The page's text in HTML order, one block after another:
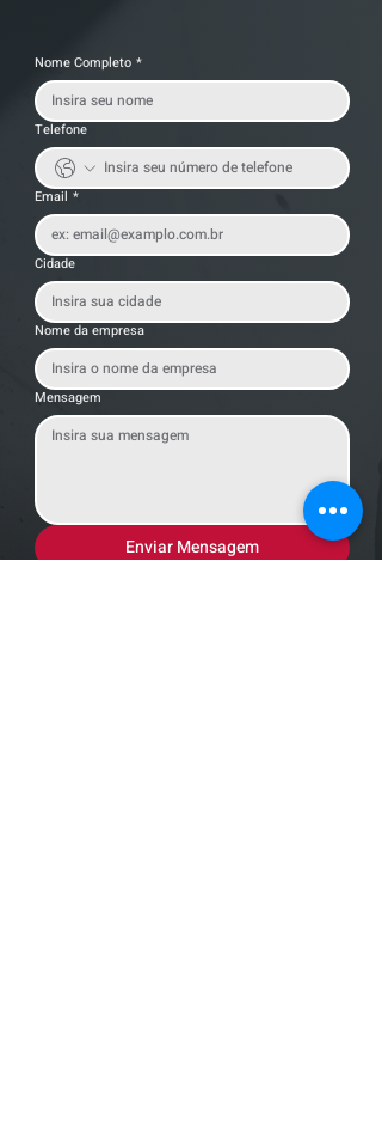
Nome Completo *
Telefone
Email *
Cidade
Nome da empresa
Mensagem
Enviar Mensagem